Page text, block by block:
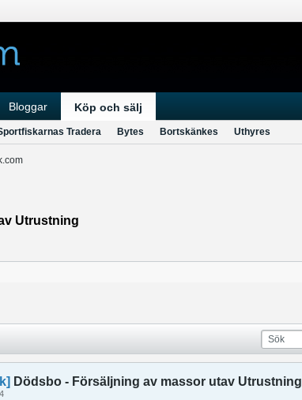
Bloggar Köp och sälj
Tradera Bytes Bortskänkes Uthyres
Utrustning
Dödsbo - Försäljning av massor utav Utrustning